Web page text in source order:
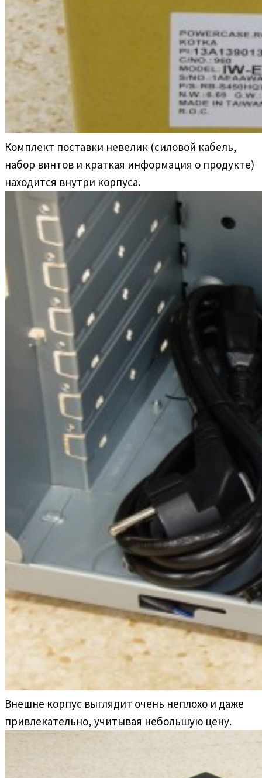
Комплект поставки невелик (силовой кабель,
набор винтов и краткая информация о продукте)
находится внутри корпуса.
Внешне корпус выглядит очень неплохо и даже
привлекательно, учитывая небольшую цену.